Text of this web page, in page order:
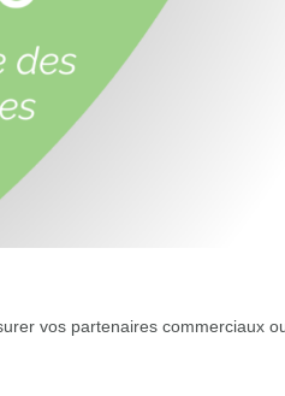
vos partenaires commerciaux